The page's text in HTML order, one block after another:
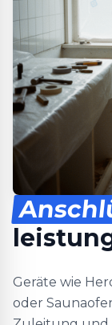
Geräte wie
oder